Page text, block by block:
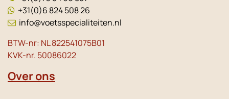
+31(0)6 824 508 26
info@voetsspecialiteiten.nl
BTW-nr: NL 822541075B01
KVK-nr. 50086022
Over ons